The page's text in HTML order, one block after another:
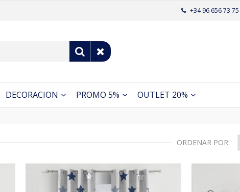
+34 96 656 73 75
DECORACION PROMO 5% OUTLET 20%
ORDENAR POR: